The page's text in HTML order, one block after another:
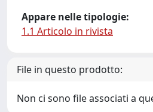
Appare nelle tipologie:
1.1 Articolo in rivista
File in questo prodotto:
Non ci sono file associati a